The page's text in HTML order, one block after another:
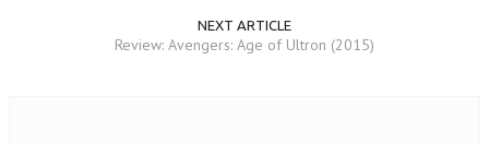
NEXT ARTICLE
Review: Avengers: Age of Ultron (2015)